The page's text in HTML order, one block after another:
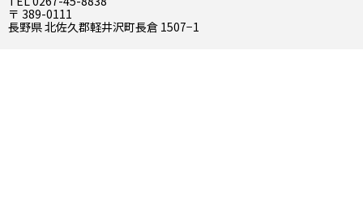
〒 389-0111
長野県 北佐久郡軽井沢町長倉 1507−1